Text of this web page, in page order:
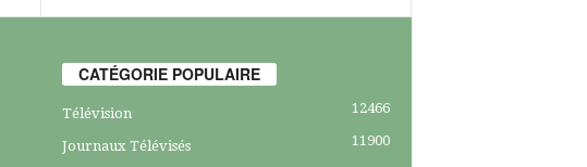
CATÉGORIE POPULAIRE
Télévision 12466
Journaux Télévisés 11900